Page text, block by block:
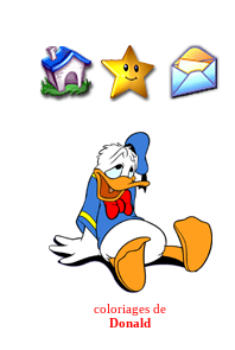
coloriages de
Donald